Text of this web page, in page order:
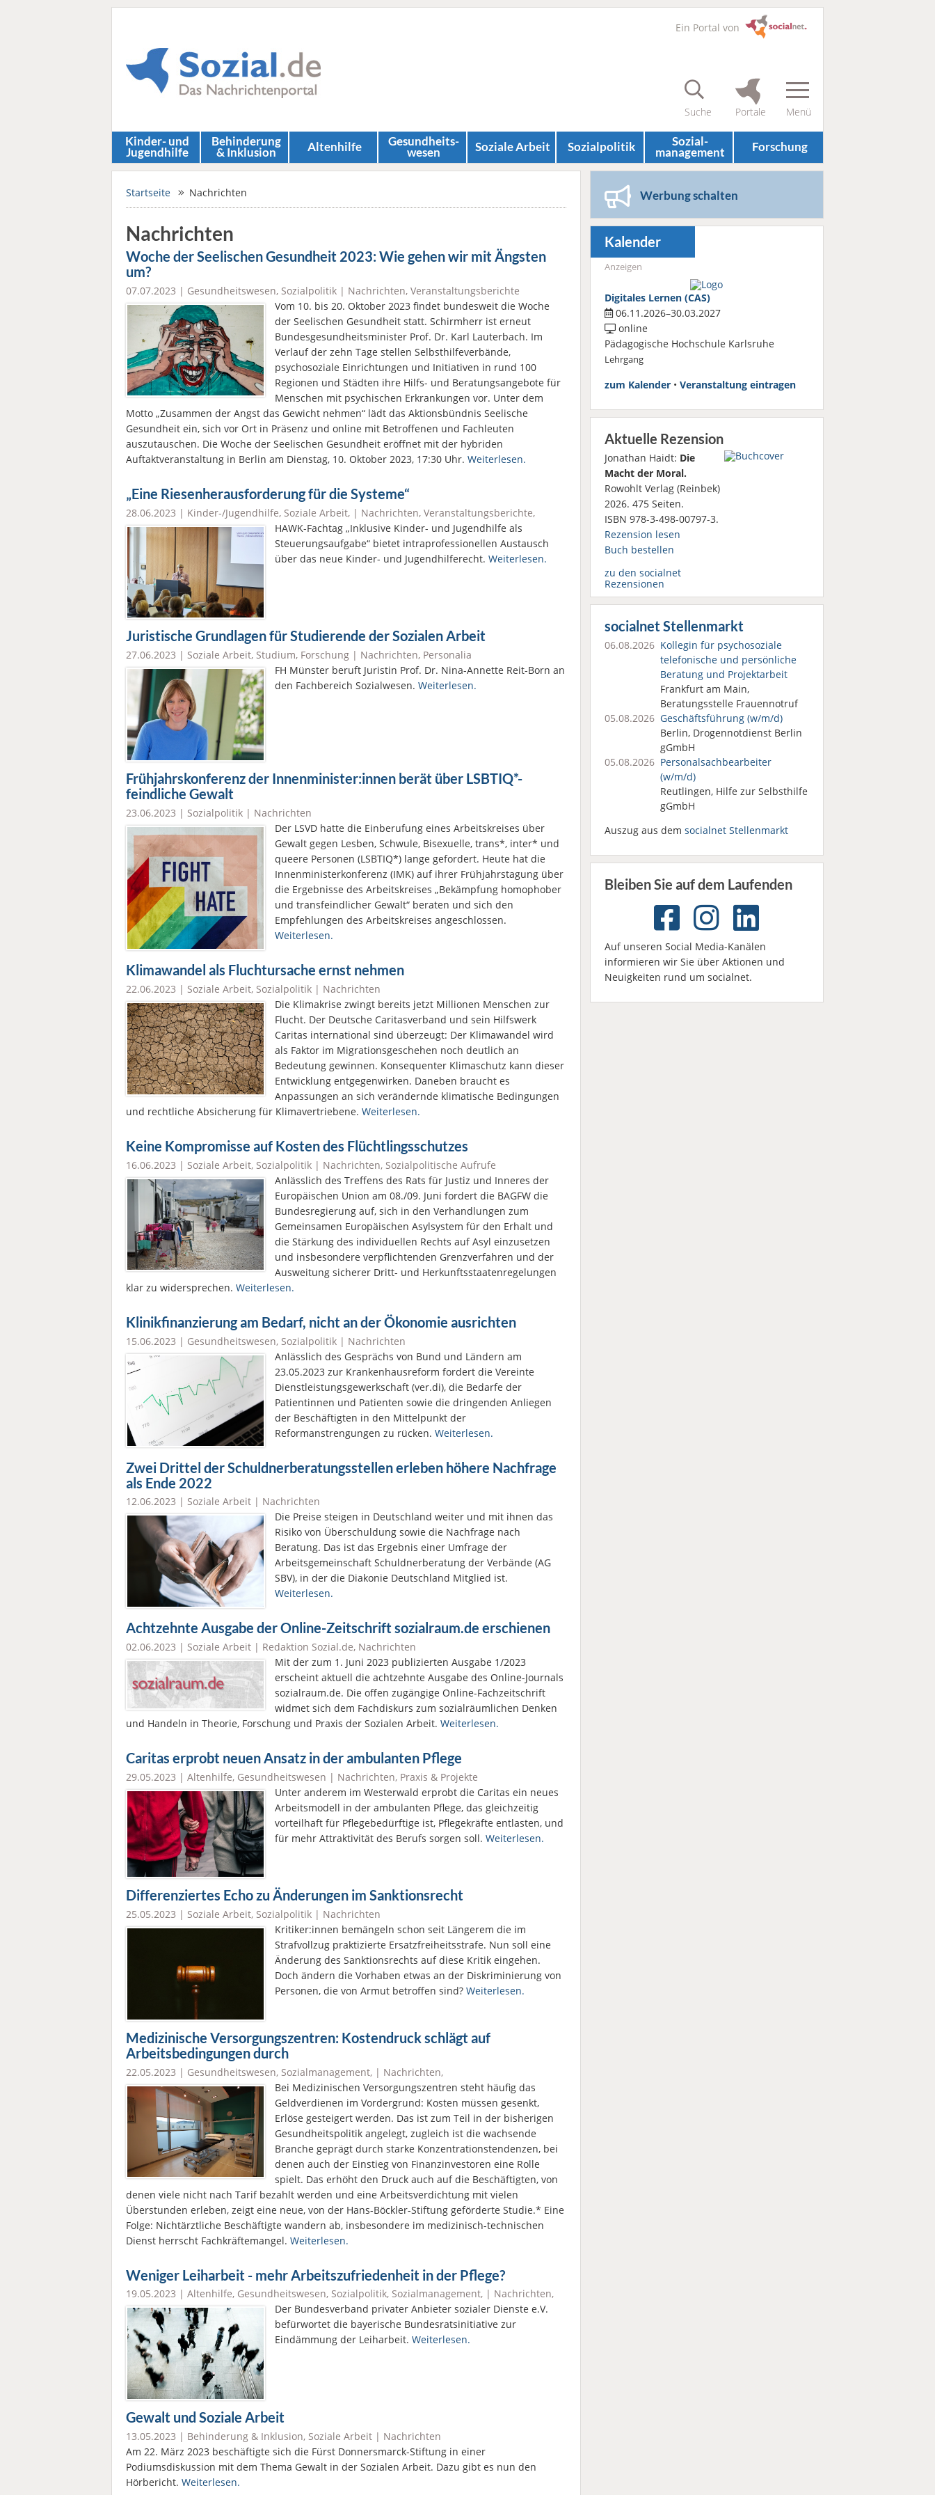
Ein Portal von
Kinder- und
Jugendhilfe
Behinderung
& Inklusion Altenhilfe Gesundheits­
wesen Soziale Arbeit Sozial­politik Sozial­
management Forschung
Startseite Nachrichten
Nachrichten
Woche der Seelischen Gesundheit 2023: Wie gehen wir mit Ängsten
um?
07.07.2023 | Gesundheitswesen, Sozialpolitik | Nachrichten, Veranstaltungsberichte
Vom 10. bis 20. Oktober 2023 findet bundesweit die Woche
der Seelischen Gesundheit statt. Schirmherr ist erneut
Bundesgesundheitsminister Prof. Dr. Karl Lauterbach. Im
Verlauf der zehn Tage stellen Selbsthilfeverbände,
psychosoziale Einrichtungen und Initiativen in rund 100
Regionen und Städten ihre Hilfs- und Beratungsangebote für
Menschen mit psychischen Erkrankungen vor. Unter dem
Motto „Zusammen der Angst das Gewicht nehmen“ lädt das Aktionsbündnis Seelische
Gesundheit ein, sich vor Ort in Präsenz und online mit Betroffenen und Fachleuten
auszutauschen. Die Woche der Seelischen Gesundheit eröffnet mit der hybriden
Auftaktveranstaltung in Berlin am Dienstag, 10. Oktober 2023, 17:30 Uhr. Weiterlesen.
„Eine Riesenherausforderung für die Systeme“
28.06.2023 | Kinder-/Jugendhilfe, Soziale Arbeit, | Nachrichten, Veranstaltungsberichte,
HAWK-Fachtag „Inklusive Kinder- und Jugendhilfe als
Steuerungsaufgabe“ bietet intraprofessionellen Austausch
über das neue Kinder- und Jugendhilferecht. Weiterlesen.
Juristische Grundlagen für Studierende der Sozialen Arbeit
27.06.2023 | Soziale Arbeit, Studium, Forschung | Nachrichten, Personalia
FH Münster beruft Juristin Prof. Dr. Nina-Annette Reit-Born an
den Fachbereich Sozialwesen. Weiterlesen.
Frühjahrskonferenz der Innenminister:innen berät über LSBTIQ*-
feindliche Gewalt
23.06.2023 | Sozialpolitik | Nachrichten
Der LSVD hatte die Einberufung eines Arbeitskreises über
Gewalt gegen Lesben, Schwule, Bisexuelle, trans*, inter* und
queere Personen (LSBTIQ*) lange gefordert. Heute hat die
Innenministerkonferenz (IMK) auf ihrer Frühjahrstagung über
die Ergebnisse des Arbeitskreises „Bekämpfung homophober
und transfeindlicher Gewalt“ beraten und sich den
Empfehlungen des Arbeitskreises angeschlossen.
Weiterlesen.
Klimawandel als Fluchtursache ernst nehmen
22.06.2023 | Soziale Arbeit, Sozialpolitik | Nachrichten
Die Klimakrise zwingt bereits jetzt Millionen Menschen zur
Flucht. Der Deutsche Caritasverband und sein Hilfswerk
Caritas international sind überzeugt: Der Klimawandel wird
als Faktor im Migrationsgeschehen noch deutlich an
Bedeutung gewinnen. Konsequenter Klimaschutz kann dieser
Entwicklung entgegenwirken. Daneben braucht es
Anpassungen an sich verändernde klimatische Bedingungen
und rechtliche Absicherung für Klimavertriebene. Weiterlesen.
Keine Kompromisse auf Kosten des Flüchtlingsschutzes
16.06.2023 | Soziale Arbeit, Sozialpolitik | Nachrichten, Sozialpolitische Aufrufe
Anlässlich des Treffens des Rats für Justiz und Inneres der
Europäischen Union am 08./09. Juni fordert die BAGFW die
Bundesregierung auf, sich in den Verhandlungen zum
Gemeinsamen Europäischen Asylsystem für den Erhalt und
die Stärkung des individuellen Rechts auf Asyl einzusetzen
und insbesondere verpflichtenden Grenzverfahren und der
Ausweitung sicherer Dritt- und Herkunftsstaatenregelungen
klar zu widersprechen. Weiterlesen.
Klinikfinanzierung am Bedarf, nicht an der Ökonomie ausrichten
15.06.2023 | Gesundheitswesen, Sozialpolitik | Nachrichten
Anlässlich des Gesprächs von Bund und Ländern am
23.05.2023 zur Krankenhausreform fordert die Vereinte
Dienstleistungsgewerkschaft (ver.di), die Bedarfe der
Patientinnen und Patienten sowie die dringenden Anliegen
der Beschäftigten in den Mittelpunkt der
Reformanstrengungen zu rücken. Weiterlesen.
Zwei Drittel der Schuldnerberatungsstellen erleben höhere Nachfrage
als Ende 2022
12.06.2023 | Soziale Arbeit | Nachrichten
Die Preise steigen in Deutschland weiter und mit ihnen das
Risiko von Überschuldung sowie die Nachfrage nach
Beratung. Das ist das Ergebnis einer Umfrage der
Arbeitsgemeinschaft Schuldnerberatung der Verbände (AG
SBV), in der die Diakonie Deutschland Mitglied ist.
Weiterlesen.
Achtzehnte Ausgabe der Online-Zeitschrift sozialraum.de erschienen
02.06.2023 | Soziale Arbeit | Redaktion Sozial.de, Nachrichten
Mit der zum 1. Juni 2023 publizierten Ausgabe 1/2023
erscheint aktuell die achtzehnte Ausgabe des Online-Journals
sozialraum.de. Die offen zugängige Online-Fachzeitschrift
widmet sich dem Fachdiskurs zum sozialräumlichen Denken
und Handeln in Theorie, Forschung und Praxis der Sozialen Arbeit. Weiterlesen.
Caritas erprobt neuen Ansatz in der ambulanten Pflege
29.05.2023 | Altenhilfe, Gesundheitswesen | Nachrichten, Praxis & Projekte
Unter anderem im Westerwald erprobt die Caritas ein neues
Arbeitsmodell in der ambulanten Pflege, das gleichzeitig
vorteilhaft für Pflegebedürftige ist, Pflegekräfte entlasten, und
für mehr Attraktivität des Berufs sorgen soll. Weiterlesen.
Differenziertes Echo zu Änderungen im Sanktionsrecht
25.05.2023 | Soziale Arbeit, Sozialpolitik | Nachrichten
Kritiker:innen bemängeln schon seit Längerem die im
Strafvollzug praktizierte Ersatzfreiheitsstrafe. Nun soll eine
Änderung des Sanktionsrechts auf diese Kritik eingehen.
Doch ändern die Vorhaben etwas an der Diskriminierung von
Personen, die von Armut betroffen sind? Weiterlesen.
Medizinische Versorgungszentren: Kostendruck schlägt auf
Arbeitsbedingungen durch
22.05.2023 | Gesundheitswesen, Sozialmanagement, | Nachrichten,
Bei Medizinischen Versorgungszentren steht häufig das
Geldverdienen im Vordergrund: Kosten müssen gesenkt,
Erlöse gesteigert werden. Das ist zum Teil in der bisherigen
Gesundheitspolitik angelegt, zugleich ist die wachsende
Branche geprägt durch starke Konzentrationstendenzen, bei
denen auch der Einstieg von Finanzinvestoren eine Rolle
spielt. Das erhöht den Druck auch auf die Beschäftigten, von
denen viele nicht nach Tarif bezahlt werden und eine Arbeitsverdichtung mit vielen
Überstunden erleben, zeigt eine neue, von der Hans-Böckler-Stiftung geförderte Studie.* Eine
Folge: Nichtärztliche Beschäftigte wandern ab, insbesondere im medizinisch-technischen
Dienst herrscht Fachkräftemangel. Weiterlesen.
Weniger Leiharbeit - mehr Arbeitszufriedenheit in der Pflege?
19.05.2023 | Altenhilfe, Gesundheitswesen, Sozialpolitik, Sozialmanagement, | Nachrichten,
Der Bundesverband privater Anbieter sozialer Dienste e.V.
befürwortet die bayerische Bundesratsinitiative zur
Eindämmung der Leiharbeit. Weiterlesen.
Gewalt und Soziale Arbeit
13.05.2023 | Behinderung & Inklusion, Soziale Arbeit | Nachrichten
Am 22. März 2023 beschäftigte sich die Fürst Donnersmarck-Stiftung in einer
Podiumsdiskussion mit dem Thema Gewalt in der Sozialen Arbeit. Dazu gibt es nun den
Hörbericht. Weiterlesen.
Werbung schalten
Kalender
Anzeigen
Digitales Lernen (CAS)
06.11.2026–30.03.2027
online
Pädagogische Hochschule Karlsruhe
Lehrgang
zum Kalender• Veranstaltung eintragen
Aktuelle Rezension
Jonathan Haidt: Die
Macht der Moral.
Rowohlt Verlag (Reinbek)
2026. 475 Seiten.
ISBN 978-3-498-00797-3.
Rezension lesen
Buch bestellen
zu den socialnet
Rezensionen
socialnet Stellenmarkt
06.08.2026 Kollegin für psychosoziale
telefonische und persönliche
Beratung und Projektarbeit
Frankfurt am Main,
Beratungsstelle Frauennotruf
05.08.2026 Geschäftsführung (w/m/d)
Berlin, Drogennotdienst Berlin
gGmbH
05.08.2026 Personalsach­bearbeiter
(w/m/d)
Reutlingen, Hilfe zur Selbsthilfe
gGmbH
Auszug aus dem socialnet Stellenmarkt
Bleiben Sie auf dem Laufenden
Auf unseren Social Media-Kanälen
informieren wir Sie über Aktionen und
Neuigkeiten rund um socialnet.